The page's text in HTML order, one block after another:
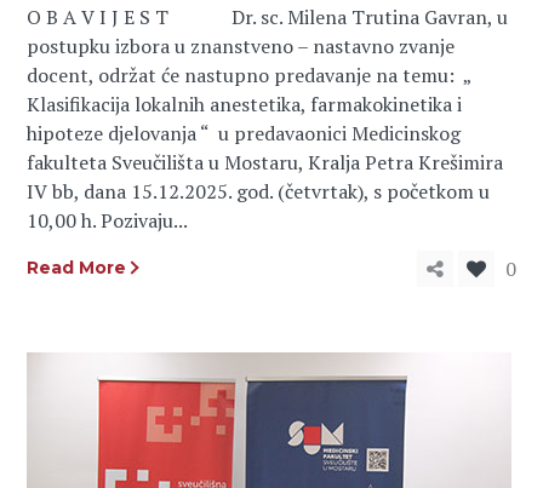
O B A V I J E S T Dr. sc. Milena Trutina Gavran, u
postupku izbora u znanstveno – nastavno zvanje
docent, održat će nastupno predavanje na temu: „
Klasifikacija lokalnih anestetika, farmakokinetika i
hipoteze djelovanja “ u predavaonici Medicinskog
fakulteta Sveučilišta u Mostaru, Kralja Petra Krešimira
IV bb, dana 15.12.2025. god. (četvrtak), s početkom u
10,00 h. Pozivaju...
Read More 0